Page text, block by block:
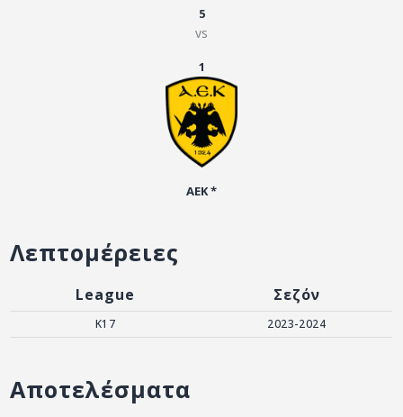
5
vs
1
ΑΕΚ *
Λεπτομέρειες
League Σεζόν
Κ17 2023-2024
Αποτελέσματα